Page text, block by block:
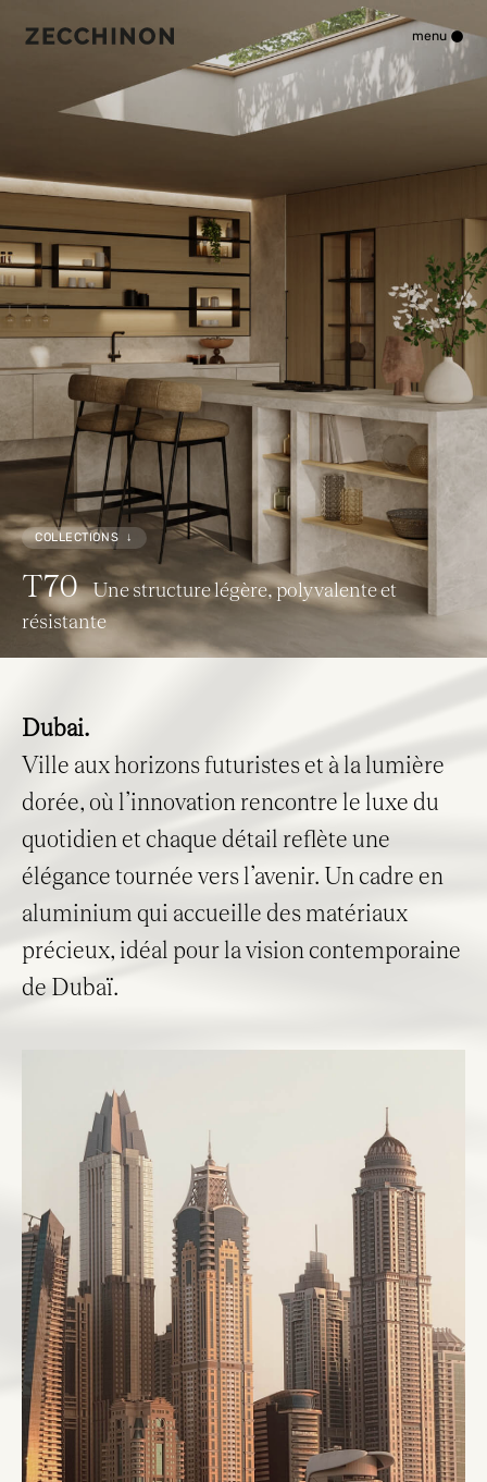
menu•
Cuisines
Éléments spéciaux
Catalogues
Kitchen Lab
Matériaux
Domaine professionnel
Réseau de vente
Entreprise
Moments
Magazine
Contact
Zone Réservée
Italiano English Français
COLLECTIONS ↓
T70 Une structure légère, polyvalente et
résistante
Dubai.
Ville aux horizons futuristes et à la lumière
dorée, où l’innovation rencontre le luxe du
quotidien et chaque détail reflète une
élégance tournée vers l’avenir. Un cadre en
aluminium qui accueille des matériaux
précieux, idéal pour la vision contemporaine
de Dubaï.